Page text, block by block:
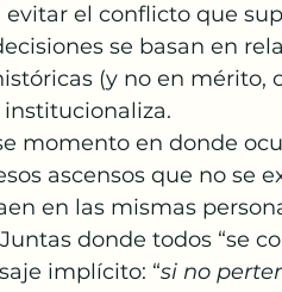
evitar el conflicto que
se basan en
(y no en
ascensos que no se
en las mismas
donde todos “se
implícito: “si no